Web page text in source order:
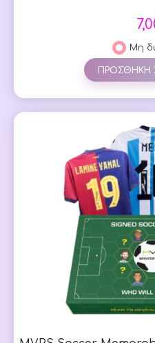
Μη
ΠΡΟΣΘΗΚΗ